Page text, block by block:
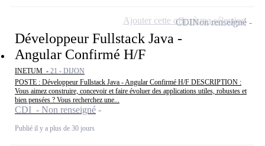
Développeur Fullstack Java -
Angular Confirmé H/F
INETUM - 21 - DIJON
POSTE : Développeur Fullstack Java - Angular Confirmé H/F DESCRIPTION :
Vous aimez construire, concevoir et faire évoluer des applications utiles, robustes et
bien pensées ? Vous recherchez une...
CDI - Non renseigné
Publié il y a plus de 30 jours
CDINon renseigné
Ajouter cette offre à ma sélection